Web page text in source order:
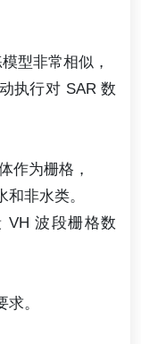
型非常相似，
执行对 SAR 数
作为栅格，
非水类。
VH 波段栅格数
。